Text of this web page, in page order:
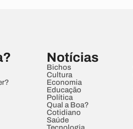
Notícias
Bichos
Cultura
Economia
Educação
Política
Qual a Boa?
Cotidiano
Saúde